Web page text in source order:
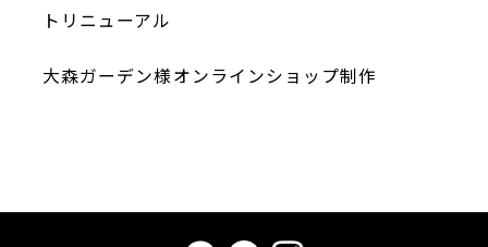
トリニューアル
大森ガーデン様オンラインショップ制作